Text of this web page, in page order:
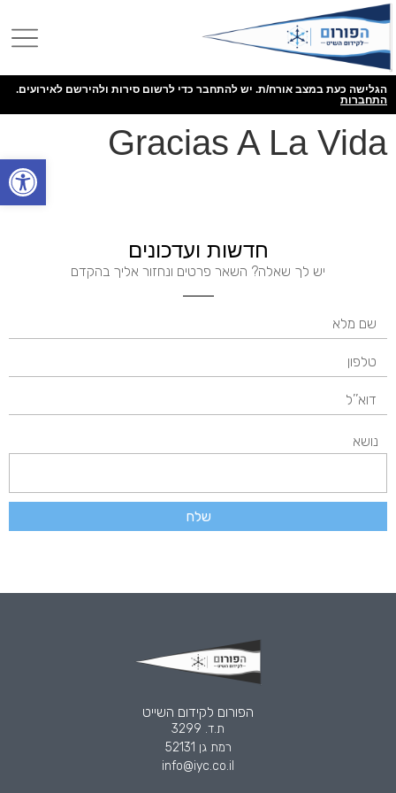
הגלישה כעת במצב אורח/ת. יש להתחבר כדי לרשום סירות ולהירשם לאירועים.
התחברות
Gracias A La Vida
חדשות ועדכונים
יש לך שאלה? השאר פרטים ונחזור אליך בהקדם
נושא
שלח
הפורום לקידום השייט
ת.ד. 3299
רמת גן 52131
info@iyc.co.il